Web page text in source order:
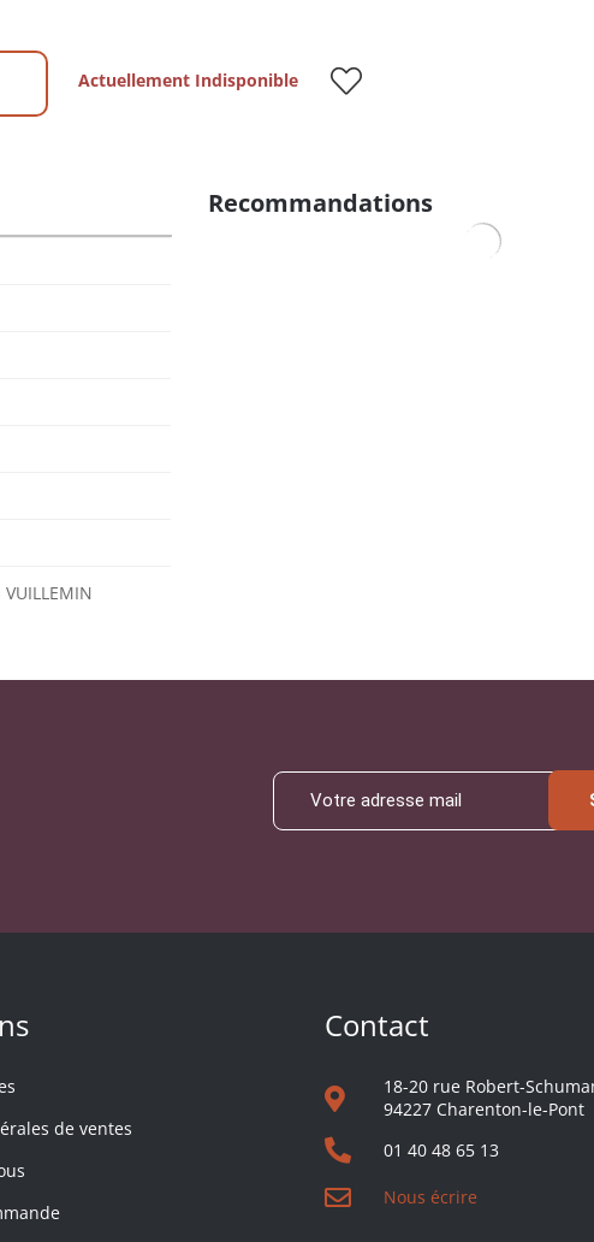
Actuellement Indisponible
Recommandations
de ventes
Contact
18-20 rue Robert-
94227 Charenton-le-Pont
01 40 48 65 13
Nous écrire